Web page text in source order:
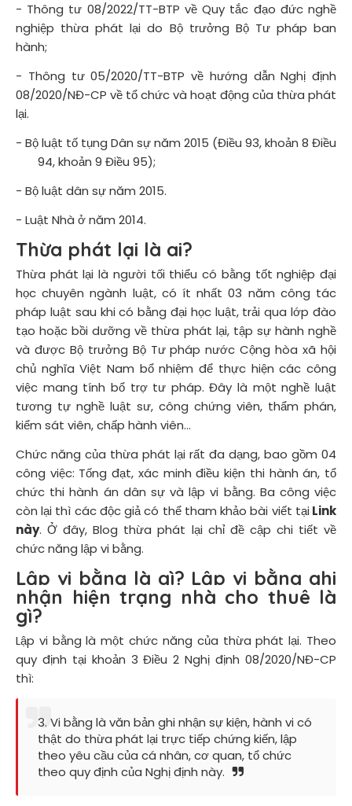
- Thông tư 08/2022/TT-BTP về Quy tắc đạo đức nghề
nghiệp thừa phát lại do Bộ trưởng Bộ Tư pháp ban
hành;
- Thông tư 05/2020/TT-BTP về hướng dẫn Nghị định
08/2020/NĐ-CP về tổ chức và hoạt động của thừa phát
lại.
- Bộ luật tố tụng Dân sự năm 2015 (Điều 93, khoản 8 Điều
94, khoản 9 Điều 95);
- Bộ luật dân sự năm 2015.
- Luật Nhà ở năm 2014.
Thừa phát lại là ai?
Thừa phát lại là người tối thiểu có bằng tốt nghiệp đại
học chuyên ngành luật, có ít nhất 03 năm công tác
pháp luật sau khi có bằng đại học luật, trải qua lớp đào
tạo hoặc bồi dưỡng về thừa phát lại, tập sự hành nghề
và được Bộ trưởng Bộ Tư pháp nước Cộng hòa xã hội
chủ nghĩa Việt Nam bổ nhiệm để thực hiện các công
việc mang tính bổ trợ tư pháp. Đây là một nghề luật
tương tự nghề luật sư, công chứng viên, thẩm phán,
kiểm sát viên, chấp hành viên…
Chức năng của thừa phát lại rất đa dạng, bao gồm 04
công việc: Tống đạt, xác minh điều kiện thi hành án, tổ
chức thi hành án dân sự và lập vi bằng. Ba công việc
còn lại thì các độc giả có thể tham khảo bài viết tại Link
này. Ở đây, Blog thừa phát lại chỉ đề cập chi tiết về
chức năng lập vi bằng.
Lập vi bằng là gì? Lập vi bằng ghi
nhận hiện trạng nhà cho thuê là
gì?
Lập vi bằng là một chức năng của thừa phát lại. Theo
quy định tại khoản 3 Điều 2 Nghị định 08/2020/NĐ-CP
thì:
3. Vi bằng là văn bản ghi nhận sự kiện, hành vi có
thật do thừa phát lại trực tiếp chứng kiến, lập
theo yêu cầu của cá nhân, cơ quan, tổ chức
theo quy định của Nghị định này.